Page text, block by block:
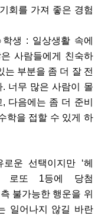
기회를 가져 좋은 경험
학생 : 일상생활 속에
사람들에게
친숙하
는 부분을 좀 더 잘 전
. 너무 많은 사람이
몰
, 다음에는 좀 더 준비
학을 접할 수 있게 하
로운 선택이지만 ‘헤
로또 1등에
당첨
불가능한 행운을 위
일어나지 않길 바란